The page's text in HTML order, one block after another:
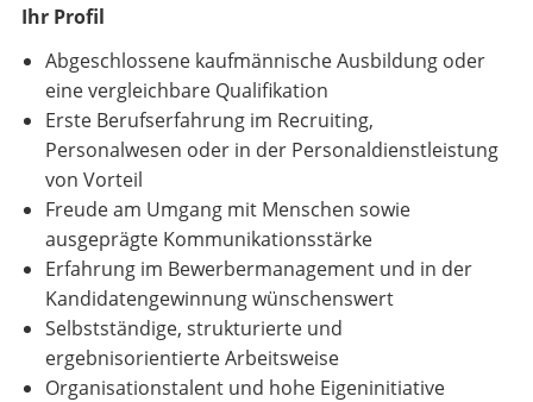
Ihr Profil
Abgeschlossene kaufmännische Ausbildung oder
eine vergleichbare Qualifikation
Erste Berufserfahrung im Recruiting,
Personalwesen oder in der Personaldienstleistung
von Vorteil
Freude am Umgang mit Menschen sowie
ausgeprägte Kommunikationsstärke
Erfahrung im Bewerbermanagement und in der
Kandidatengewinnung wünschenswert
Selbstständige, strukturierte und
ergebnisorientierte Arbeitsweise
Organisationstalent und hohe Eigeninitiative